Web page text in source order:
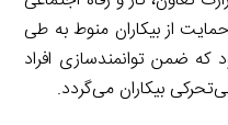
از بیکاران منوط به طی
ضمن توانمندسازی افراد
بیکاران می‌گردد.